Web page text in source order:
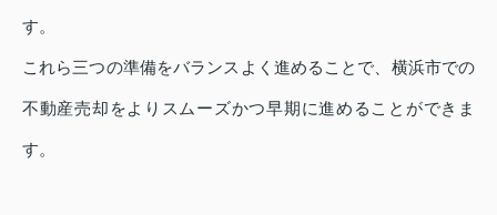
す。
これら三つの準備をバランスよく進めることで、横浜市での
不動産売却をよりスムーズかつ早期に進めることができま
す。